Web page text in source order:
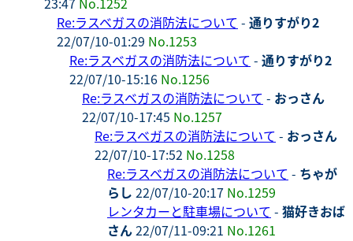
Re:ラスベガスの消防法について - 通りすがり2
22/07/10-01:29 No.1253
Re:ラスベガスの消防法について - 通りすがり2
22/07/10-15:16 No.1256
Re:ラスベガスの消防法について - おっさん
22/07/10-17:45 No.1257
Re:ラスベガスの消防法について - おっさん
22/07/10-17:52 No.1258
Re:ラスベガスの消防法について - ちゃが
らし 22/07/10-20:17 No.1259
レンタカーと駐車場について - 猫好きおば
さん22/07/11-09:21 No.1261